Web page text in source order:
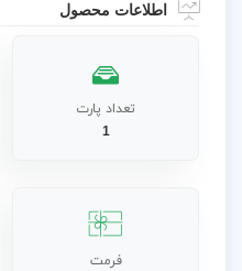
اطلاعات محصول
تعداد پارت
1
فرمت